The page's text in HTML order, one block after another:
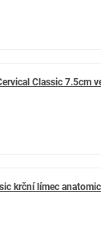
Classic 7.5cm
krční límec